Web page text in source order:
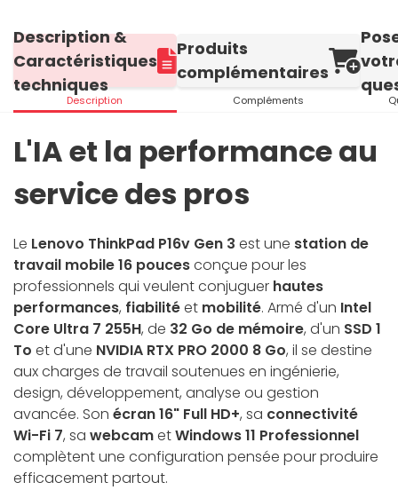
Description &
Caractéristiques
techniques
Description
Produits
complémentaires
Compléments
L'IA et la performance au
service des pros
Le Lenovo ThinkPad P16v Gen 3 est une station de
travail mobile 16 poucesconçue pour les
professionnels qui veulent conjuguer hautes
performances, fiabilitéet mobilité. Armé d'un Intel
Core Ultra 7 255H, de 32 Go de mémoire, d'un SSD 1
To et d'une NVIDIA RTX PRO 2000 8 Go, il se destine
aux charges de travail soutenues en ingénierie,
design, développement, analyse ou gestion
avancée. Son écran 16" Full HD+, sa connectivité
Wi-Fi 7, sa webcametWindows 11 Professionnel
complètent une configuration pensée pour produire
efficacement partout.